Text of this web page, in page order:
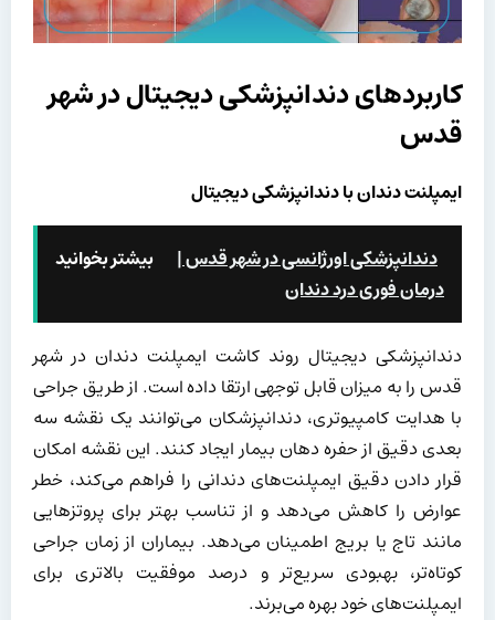
کاربردهای دندانپزشکی دیجیتال در شهر
قدس
ایمپلنت دندان با دندانپزشکی دیجیتال
بیشتر بخوانید
دندانپزشکی اورژانسی در شهر قدس |
درمان فوری درد دندان
دندانپزشکی دیجیتال روند کاشت ایمپلنت دندان در شهر
قدس را به میزان قابل توجهی ارتقا داده است. از طریق جراحی
با هدایت کامپیوتری، دندانپزشکان می‌توانند یک نقشه سه
بعدی دقیق از حفره دهان بیمار ایجاد کنند. این نقشه امکان
قرار دادن دقیق ایمپلنت‌های دندانی را فراهم می‌کند، خطر
عوارض را کاهش می‌دهد و از تناسب بهتر برای پروتزهایی
مانند تاج یا بریج اطمینان می‌دهد. بیماران از زمان جراحی
کوتاه‌تر، بهبودی سریع‌تر و درصد موفقیت بالاتری برای
ایمپلنت‌های خود بهره می‌برند.